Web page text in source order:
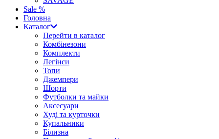
Sale %
Головна
Каталог
Перейти в каталог
Комбінезони
Комплекти
Легінси
Топи
Джемпери
Шорти
Футболки та майки
Аксесуари
Худі та курточки
Купальники
Білизна